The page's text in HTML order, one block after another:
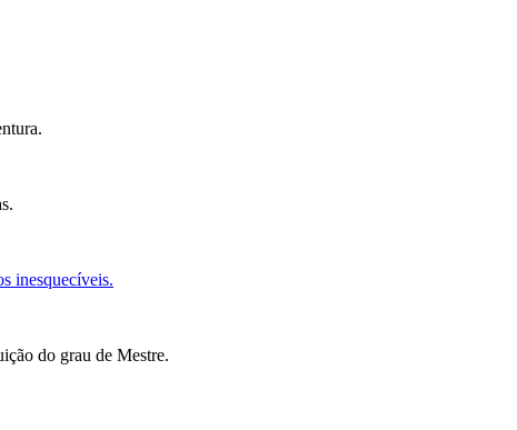
inesquecíveis.
do grau de Mestre.